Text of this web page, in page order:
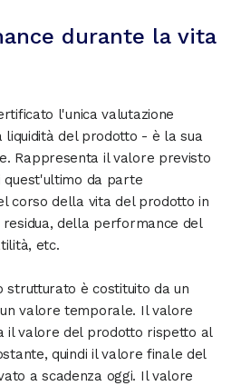
durante la vita
l'unica valutazione
del prodotto - è la sua
Rappresenta il valore previsto
quest'ultimo da parte
corso della vita del prodotto in
della performance del
etc.
strutturato è costituito da un
valore temporale. Il valore
il valore del prodotto rispetto al
quindi il valore finale del
a scadenza oggi. Il valore